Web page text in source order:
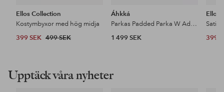
Ellos Collection
Kostymbyxor med hög midja
399 SEK 499 SEK
Áhkká
Parkas Padded Parka W Adjustable Waist
1 499 SEK
Ellos
399
Upptäck våra nyheter